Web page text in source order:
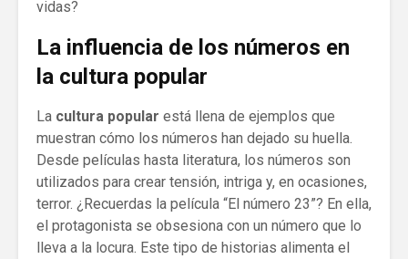
vidas?
La influencia de los números en
la cultura popular
La cultura popular está llena de ejemplos que
muestran cómo los números han dejado su huella.
Desde películas hasta literatura, los números son
utilizados para crear tensión, intriga y, en ocasiones,
terror. ¿Recuerdas la película “El número 23”? En ella,
el protagonista se obsesiona con un número que lo
lleva a la locura. Este tipo de historias alimenta el